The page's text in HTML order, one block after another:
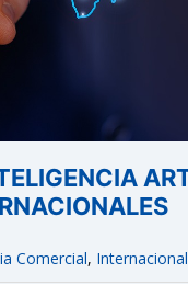
Comercial,